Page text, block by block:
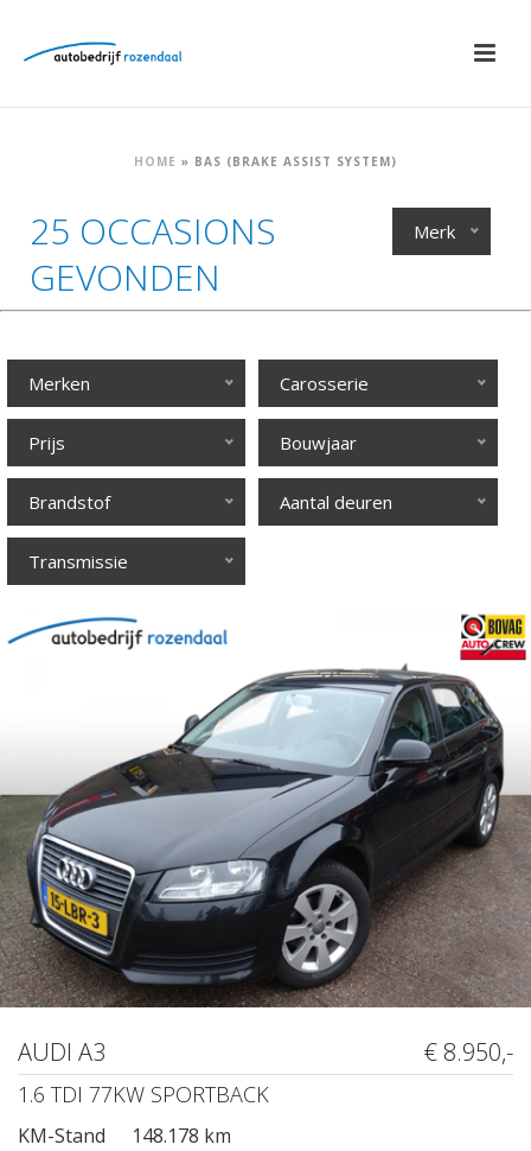
HOME » BAS (BRAKE ASSIST SYSTEM)
25 OCCASIONS
GEVONDEN
Merk
Merken Carosserie
Prijs Bouwjaar
Brandstof Aantal deuren
Transmissie
AUDI A3 € 8.950,-
1.6 TDI 77KW SPORTBACK
KM-Stand
148.178 km